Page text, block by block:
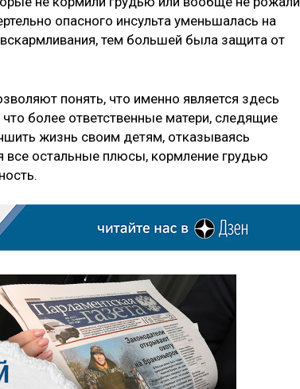
опасного инсульта уменьшалась на
тем большей была защита от
понять, что именно является здесь
более ответственные матери, следящие
жизнь своим детям, отказываясь
все остальные плюсы, кормление грудью